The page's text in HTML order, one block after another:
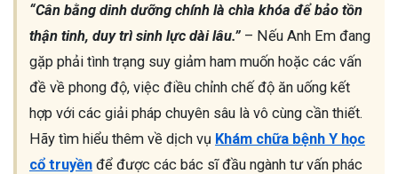
“Cân bằng dinh dưỡng chính là chìa khóa để bảo tồn
thận tinh, duy trì sinh lực dài lâu.” – Nếu Anh Em đang
gặp phải tình trạng suy giảm ham muốn hoặc các vấn
đề về phong độ, việc điều chỉnh chế độ ăn uống kết
hợp với các giải pháp chuyên sâu là vô cùng cần thiết.
Hãy tìm hiểu thêm về dịch vụ Khám chữa bệnh Y học
cổ truyền để được các bác sĩ đầu ngành tư vấn phác